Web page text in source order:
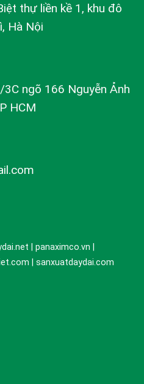
thự liền kề 1, khu đô
Hà Nội
ngõ 166 Nguyễn Ảnh
HCM
| panaximco.vn |
| sanxuatdaydai.com